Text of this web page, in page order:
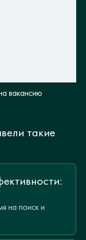
вакансию
такие
на поиск и